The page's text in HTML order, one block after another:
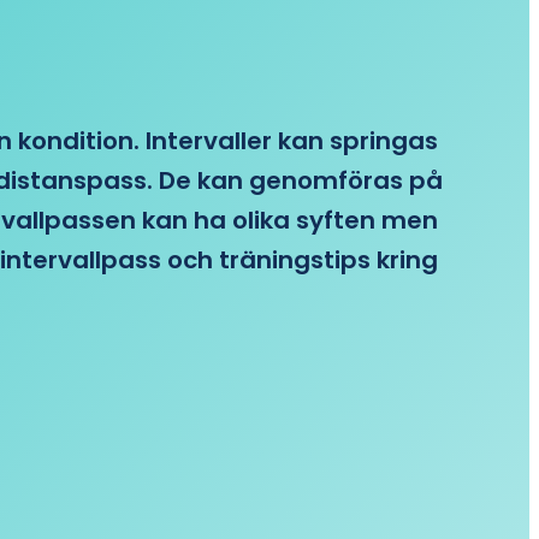
Intervaller kan springas
De kan genomföras på
kan ha olika syften men
och träningstips kring